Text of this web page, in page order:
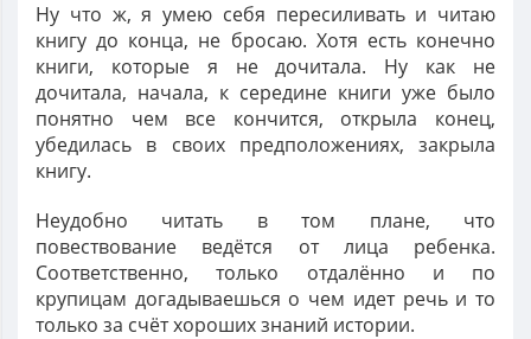
Ну что ж, я умею себя пересиливать и читаю
книгу до конца, не бросаю. Хотя есть конечно
книги, которые я не дочитала. Ну как не
дочитала, начала, к середине книги уже было
понятно чем все кончится, открыла конец,
убедилась в своих предположениях, закрыла
книгу.
Неудобно читать в том плане, что
повествование ведётся от лица ребенка.
Соответственно, только отдалённо и по
крупицам догадываешься о чем идет речь и то
только за счёт хороших знаний истории.